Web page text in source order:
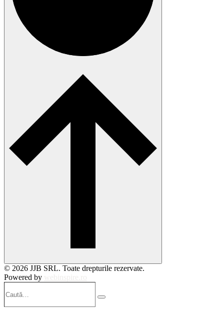
© 2026 JJB SRL. Toate drepturile rezervate.
Powered by
Search